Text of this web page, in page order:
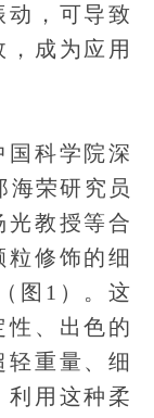
动，可导致
成为应用
科学院深
海荣研究员
光教授等合
修饰的细
图1）。这
性、出色的
重量、细
利用这种柔